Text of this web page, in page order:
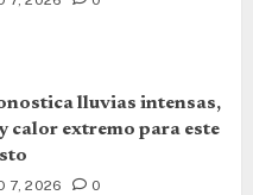
lluvias intensas,
calor extremo para este
7, 2026 0